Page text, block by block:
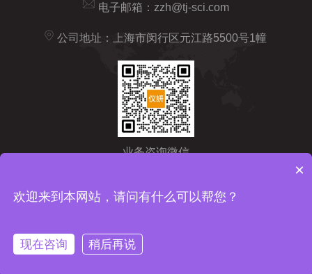
电子邮箱： zzh@tj-sci.com
公司地址：上海市闵行区元江路5500号1幢
业务咨询微信
Copyright © 2026 仪研智造（上海）药检仪器有限公司版权所有
×
欢迎来到本网站，请问有什么可以帮您？
现在咨询 稍后再说